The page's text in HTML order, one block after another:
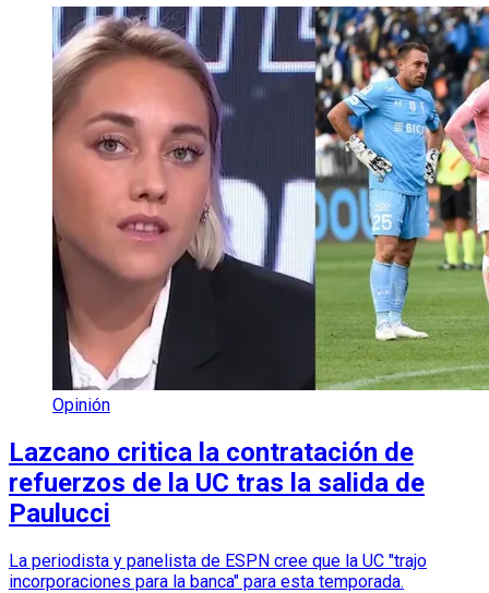
Opinión
Lazcano critica la contratación de
refuerzos de la UC tras la salida de
Paulucci
La periodista y panelista de ESPN cree que la UC "trajo
incorporaciones para la banca" para esta temporada.